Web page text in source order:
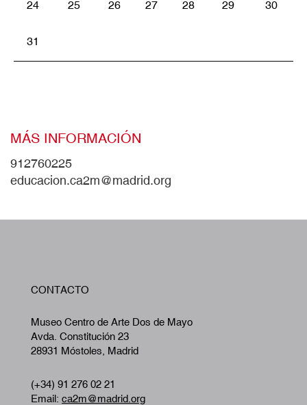
24 25 26 27 28 29 30
31
MÁS INFORMACIÓN
912760225
educacion.ca2m@madrid.org
CONTACTO
Museo Centro de Arte Dos de Mayo
Avda. Constitución 23
28931 Móstoles, Madrid
(+34) 91 276 02 21
Email: ca2m@madrid.org